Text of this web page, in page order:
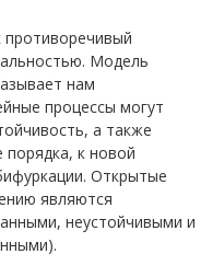
противоречивый
Модель
нам
процессы могут
а также
к новой
Открытые
являются
неустойчивыми и